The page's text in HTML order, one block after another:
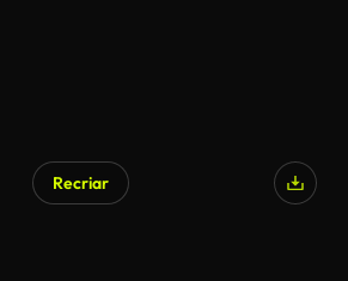
Recriar